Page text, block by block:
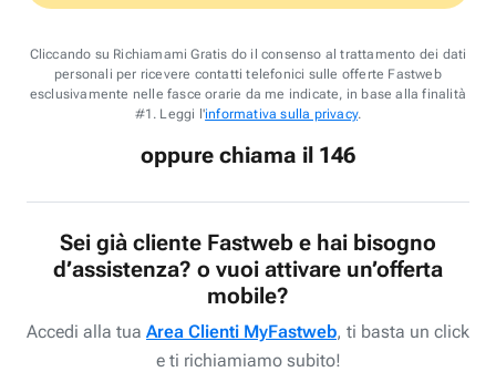
Cliccando su Richiamami Gratis do il consenso al trattamento dei dati
personali per ricevere contatti telefonici sulle offerte Fastweb
esclusivamente nelle fasce orarie da me indicate, in base alla finalità
#1. Leggi l'informativa sulla privacy.
oppure chiama il 146
Sei già cliente Fastweb e hai bisogno
d’assistenza? o vuoi attivare un’offerta
mobile?
Accedi alla tua Area Clienti MyFastweb, ti basta un click
e ti richiamiamo subito!